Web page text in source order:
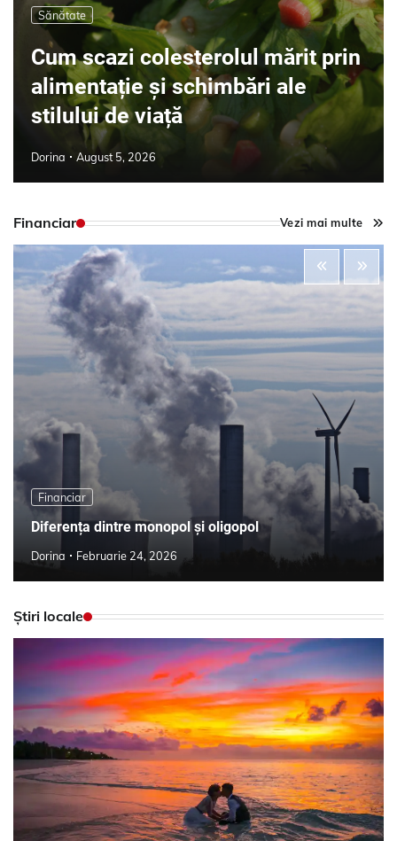
Sănătate
Cum scazi colesterolul mărit prin
alimentație și schimbări ale
stilului de viață
Dorina August 5, 2026
Financiar Vezi mai multe
Financiar
Diferența dintre monopol și oligopol
Dorina Februarie 24, 2026
Știri locale